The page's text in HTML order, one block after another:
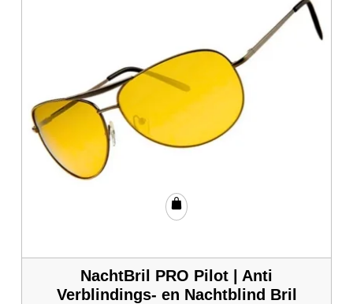
NachtBril PRO Pilot | Anti
Verblindings- en Nachtblind Bril